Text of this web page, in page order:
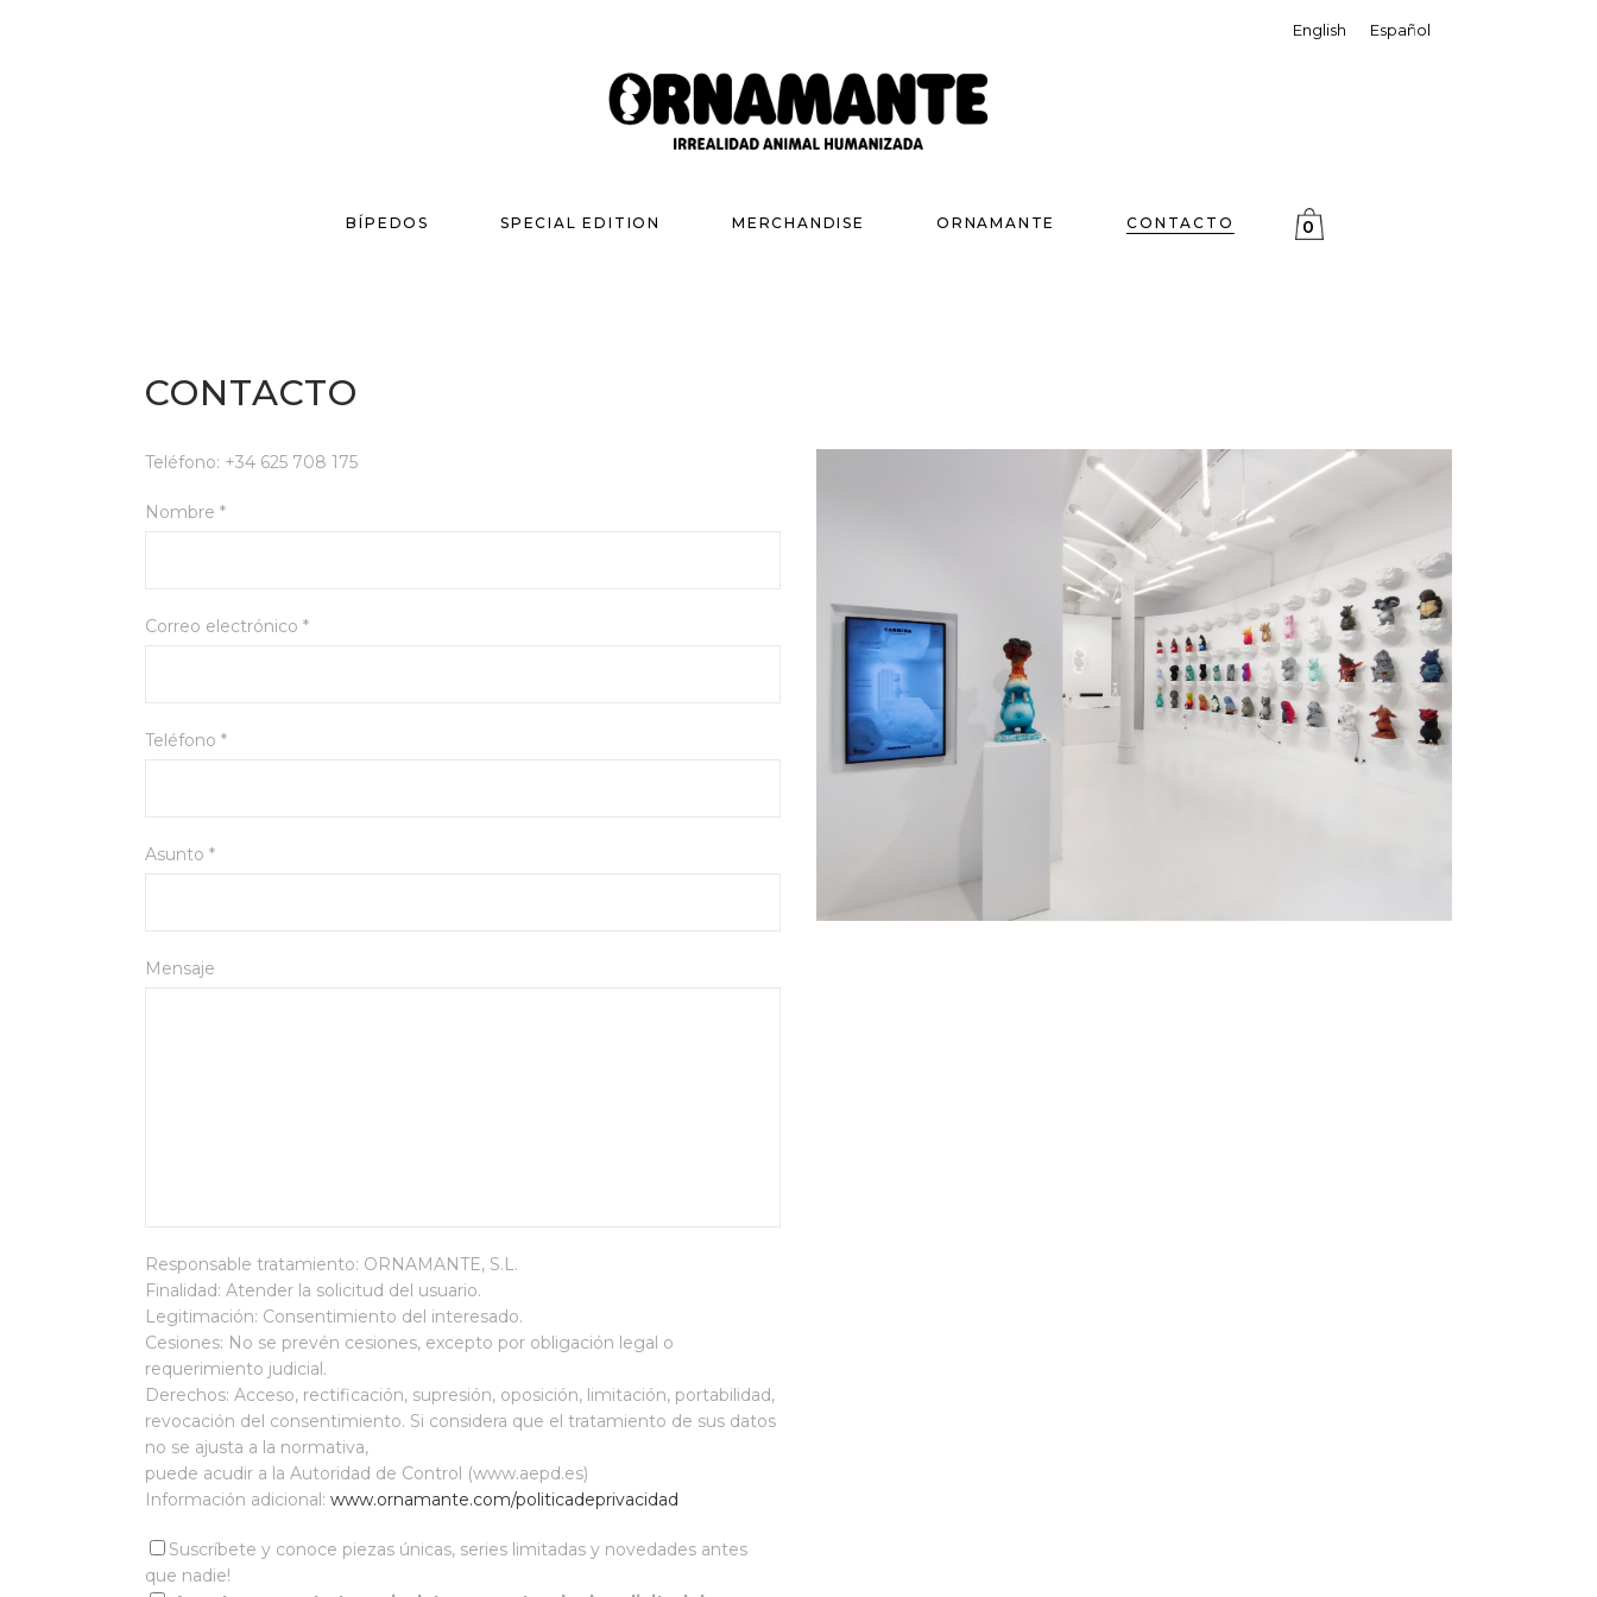
English Español
BÍPEDOS SPECIAL EDITION MERCHANDISE ORNAMANTE CONTACTO 0
CONTACTO
Teléfono: +34 625 708 175
Nombre *
Correo electrónico *
Teléfono *
Asunto *
Mensaje
Responsable tratamiento: ORNAMANTE, S.L.
Finalidad: Atender la solicitud del usuario.
Legitimación: Consentimiento del interesado.
Cesiones: No se prevén cesiones, excepto por obligación legal o
requerimiento judicial.
Derechos: Acceso, rectificación, supresión, oposición, limitación, portabilidad,
revocación del consentimiento. Si considera que el tratamiento de sus datos
no se ajusta a la normativa,
puede acudir a la Autoridad de Control (www.aepd.es)
Información adicional: www.ornamante.com/politicadeprivacidad
Suscríbete y conoce piezas únicas, series limitadas y novedades antes
que nadie!